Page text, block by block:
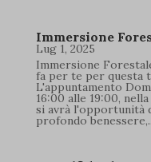
Immersione
Lug 1, 2025
Immersione
fa per te per questa
L'appuntamento
16:00 alle 19:00,
si avrà l'opportunità
profondo